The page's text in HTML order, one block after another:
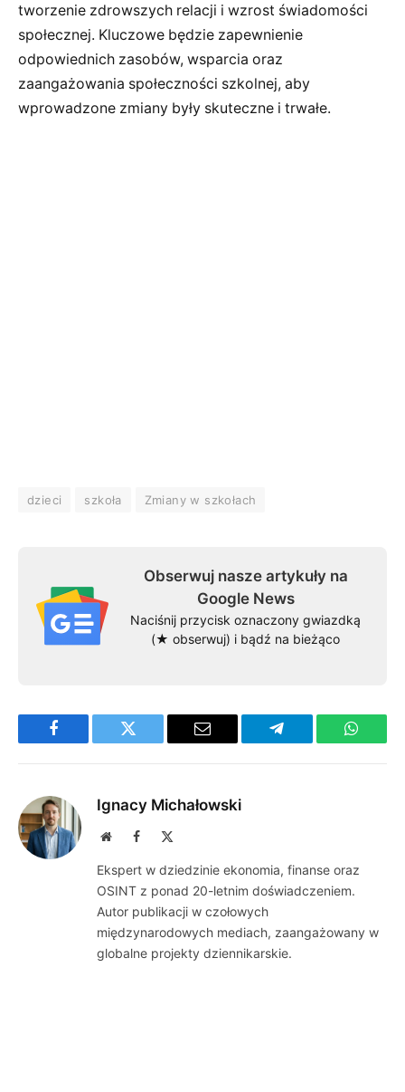
tworzenie zdrowszych relacji i wzrost świadomości
społecznej. Kluczowe będzie zapewnienie
odpowiednich zasobów, wsparcia oraz
zaangażowania społeczności szkolnej, aby
wprowadzone zmiany były skuteczne i trwałe.
dzieci szkoła Zmiany w szkołach
Obserwuj nasze artykuły na
Google News
Naciśnij przycisk oznaczony gwiazdką
(★ obserwuj) i bądź na bieżąco
Facebook Twitter Email Telegram
Ignacy Michałowski
WebsiteFacebook
Ekspert w dziedzinie ekonomia, finanse oraz
OSINT z ponad 20-letnim doświadczeniem.
Autor publikacji w czołowych
międzynarodowych mediach, zaangażowany w
globalne projekty dziennikarskie.